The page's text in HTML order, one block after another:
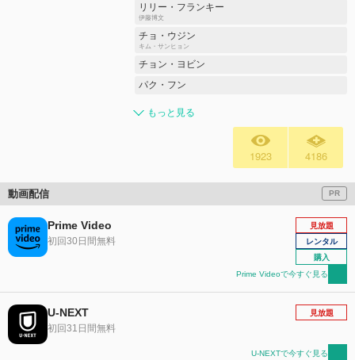
リリー・フランキー
伊藤博文
チョ・ウジン
キム・サンヒョン
チョン・ヨビン
パク・フン
もっと見る
1923 4186
動画配信 PR
Prime Video
初回30日間無料
見放題
レンタル
購入
Prime Videoで今すぐ見る
U-NEXT
初回31日間無料
見放題
U-NEXTで今すぐ見る